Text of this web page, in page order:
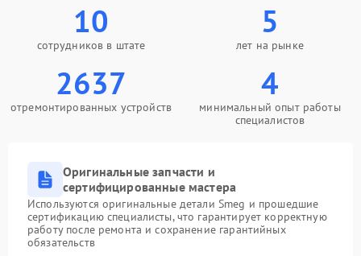
10
сотрудников в штате
5
лет на рынке
2637
отремонтированных устройств
4
минимальный опыт работы
специалистов
Оригинальные запчасти и
сертифицированные мастера
Используются оригинальные детали Smeg и прошедшие
сертификацию специалисты, что гарантирует корректную
работу после ремонта и сохранение гарантийных
обязательств